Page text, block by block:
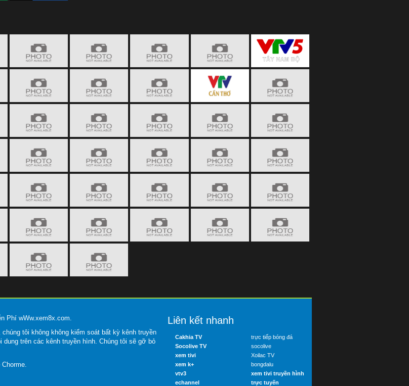
Phí wWw.xem8x.com.
tôi không không kiểm soát bất kỳ kênh truyền
dung trên các kênh truyền hình. Chúng tôi sẽ gỡ bỏ
Liên kết nhanh
Cakhia TV
Socolive TV
xem tivi
xem k+
vtv3
echannel
trực tiếp bóng đá
socolive
Xoilac TV
bongdalu
xem tivi truyền hình
trực tuyến